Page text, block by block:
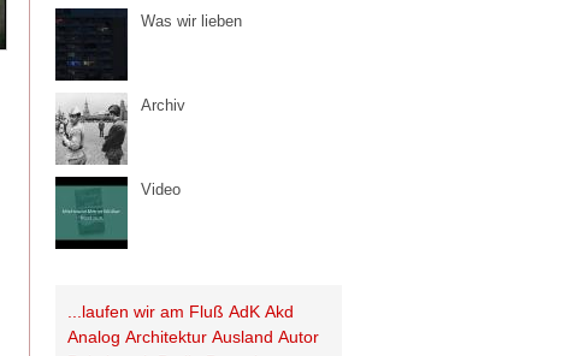
Was wir lieben
Archiv
Video
...laufen wir am Fluß AdK Akd
Analog Architektur Ausland Autor